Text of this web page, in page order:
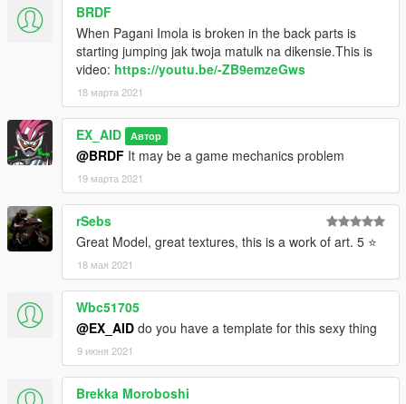
BRDF
When Pagani Imola is broken in the back parts is
starting jumping jak twoja matulk na dikensie.This is
video: https://youtu.be/-ZB9emzeGws
18 марта 2021
EX_AID Автор
@BRDF It may be a game mechanics problem
19 марта 2021
rSebs
Great Model, great textures, this is a work of art. 5 ⭐
18 мая 2021
Wbc51705
@EX_AID do you have a template for this sexy thing
9 июня 2021
Brekka Moroboshi